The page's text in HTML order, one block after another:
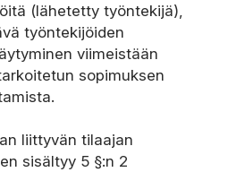
(lähetetty työntekijä),
työntekijöiden
viimeistään
sopimuksen
liittyvän tilaajan
sisältyy 5 §:n 2